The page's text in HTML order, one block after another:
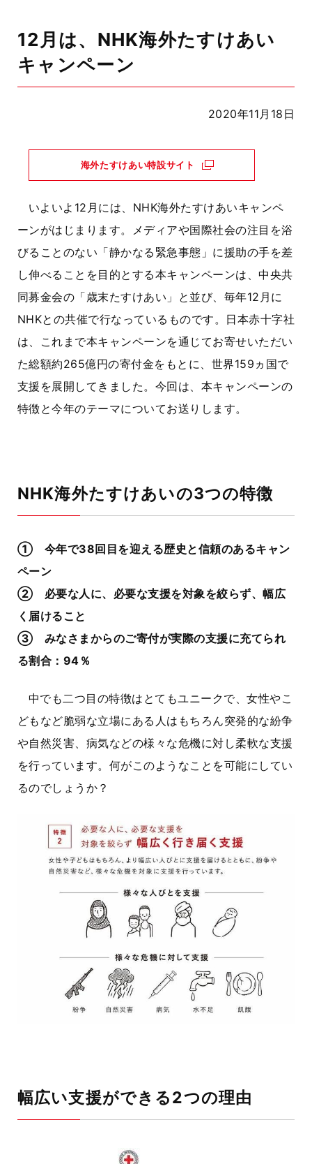
12月は、NHK海外たすけあい
キャンペーン
2020年11月18日
海外たすけあい特設サイト
いよいよ12月には、NHK海外たすけあいキャンペ
ーンがはじまります。メディアや国際社会の注目を浴
びることのない「静かなる緊急事態」に援助の手を差
し伸べることを目的とする本キャンペーンは、中央共
同募金会の「歳末たすけあい」と並び、毎年12月に
NHKとの共催で行なっているものです。日本赤十字社
は、これまで本キャンペーンを通じてお寄せいただい
た総額約265億円の寄付金をもとに、世界159ヵ国で
支援を展開してきました。今回は、本キャンペーンの
特徴と今年のテーマについてお送りします。
NHK海外たすけあいの3つの特徴
① 今年で38回目を迎える歴史と信頼のあるキャン
ペーン
② 必要な人に、必要な支援を対象を絞らず、幅広
く届けること
③ みなさまからのご寄付が実際の支援に充てられ
る割合：94％
中でも二つ目の特徴はとてもユニークで、女性やこ
どもなど脆弱な立場にある人はもちろん突発的な紛争
や自然災害、病気などの様々な危機に対し柔軟な支援
を行っています。何がこのようなことを可能にしてい
るのでしょうか？
幅広い支援ができる2つの理由